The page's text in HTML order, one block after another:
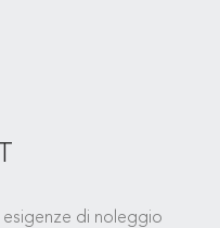
esigenze di noleggio